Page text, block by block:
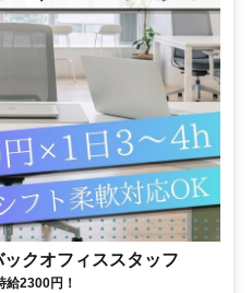
クオフィススタッフ
2300円！